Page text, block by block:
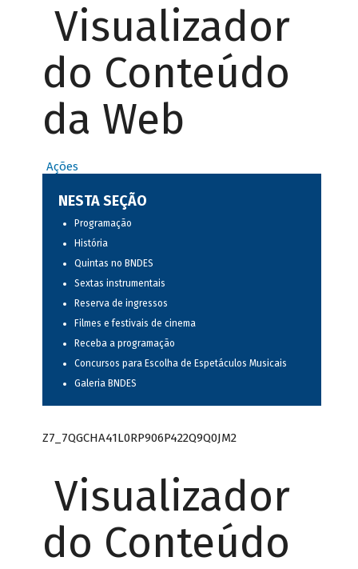
Visualizador
do Conteúdo
da Web
Ações
NESTA SEÇÃO
Programação
História
Quintas no BNDES
Sextas instrumentais
Reserva de ingressos
Filmes e festivais de cinema
Receba a programação
Concursos para Escolha de Espetáculos Musicais
Galeria BNDES
Z7_7QGCHA41L0RP906P422Q9Q0JM2
Visualizador
do Conteúdo